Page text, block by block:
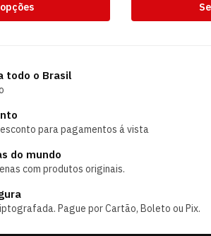
todo o Brasil
para pagamentos á vista
do mundo
com produtos originais.
Pague por Cartão, Boleto ou Pix.